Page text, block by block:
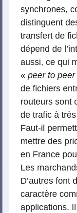
synchrones,
distinguent
transfert de
dépend de
aussi, ce qui
« peer to peer
de fichiers
routeurs sont
de trafic à
Faut-il
mettre des
en France
Les
D’autres font
caractère
applications.